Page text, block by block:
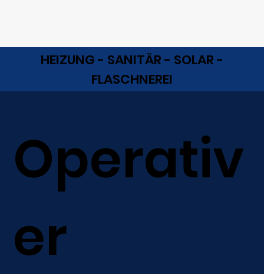
Operativ
er
HEIZUNG - SANITÄR - SOLAR -
FLASCHNEREI